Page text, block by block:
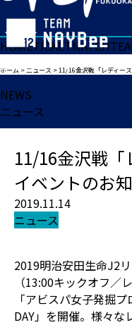
HOMETICKETMATCH
ホーム >ニュース >11/16金沢戦「レディー
NEWS
ニュース
11/16金沢戦「
イベントのお
2019.11.14
ニュース
2019明治安田生命J2
（13:00キックオフ／
「アビスパ女子発掘
DAY」を開催。様々な